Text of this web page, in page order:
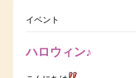
イベント
ハロウィン♪